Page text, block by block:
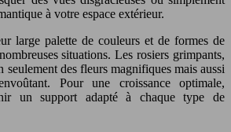
à votre espace extérieur.
large palette de couleurs et de formes de
situations. Les rosiers grimpants,
des fleurs magnifiques mais aussi
Pour une croissance optimale,
un support adapté à chaque type de